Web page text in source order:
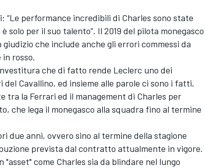
“Le performance incredibili di Charles sono state
solo per il suo talento”. Il 2019 del pilota monegasco
che include anche gli errori commessi da
rosso.
che di fatto rende Leclerc uno dei
Cavallino, ed insieme alle parole ci sono i fatti,
tra la Ferrari ed il management di Charles per
che lega il monegasco alla squadra fino al termine
due anni, ovvero sino al termine della stagione
prevista dal contratto attualmente in vigore.
come Charles sia da blindare nel lungo